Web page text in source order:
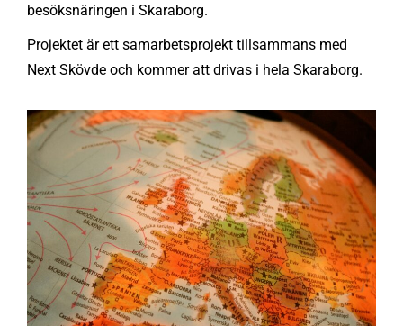
besöksnäringen i Skaraborg.
Projektet är ett samarbetsprojekt tillsammans med
Next Skövde och kommer att drivas i hela Skaraborg.